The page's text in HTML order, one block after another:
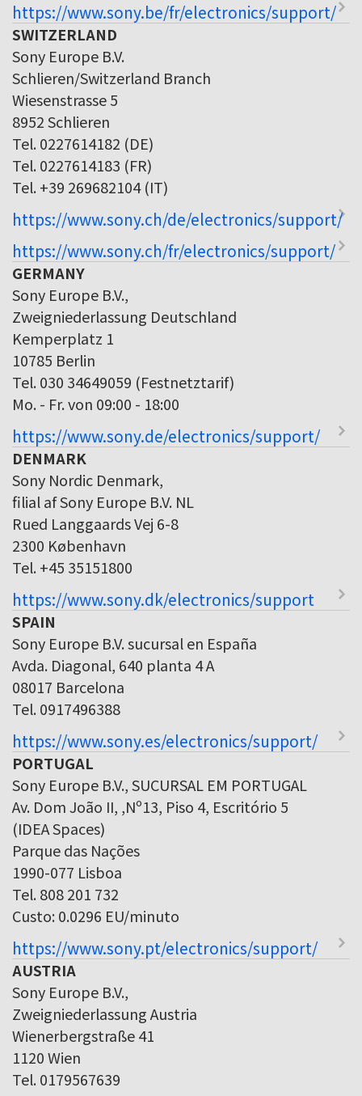
https://www.sony.be/fr/electronics/support/
SWITZERLAND
Sony Europe B.V.
Schlieren/Switzerland Branch
Wiesenstrasse 5
8952 Schlieren
Tel. 0227614182 (DE)
Tel. 0227614183 (FR)
Tel. +39 269682104 (IT)
https://www.sony.ch/de/electronics/support/
https://www.sony.ch/fr/electronics/support/
GERMANY
Sony Europe B.V.,
Zweigniederlassung Deutschland
Kemperplatz 1
10785 Berlin
Tel. 030 34649059 (Festnetztarif)
Mo. - Fr. von 09:00 - 18:00
https://www.sony.de/electronics/support/
DENMARK
Sony Nordic Denmark,
filial af Sony Europe B.V. NL
Rued Langgaards Vej 6-8
2300 København
Tel. +45 35151800
https://www.sony.dk/electronics/support
SPAIN
Sony Europe B.V. sucursal en España
Avda. Diagonal, 640 planta 4 A
08017 Barcelona
Tel. 0917496388
https://www.sony.es/electronics/support/
PORTUGAL
Sony Europe B.V., SUCURSAL EM PORTUGAL
Av. Dom João II, ,Nº13, Piso 4, Escritório 5
(IDEA Spaces)
Parque das Nações
1990-077 Lisboa
Tel. 808 201 732
Custo: 0.0296 EU/minuto
https://www.sony.pt/electronics/support/
AUSTRIA
Sony Europe B.V.,
Zweigniederlassung Austria
Wienerbergstraße 41
1120 Wien
Tel. 0179567639